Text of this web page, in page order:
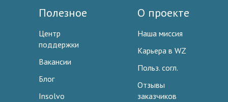
Полезное
Центр
поддержки
Вакансии
Блог
Insolvo
О проекте
Наша миссия
Карьера в WZ
Польз. согл.
Отзывы
заказчиков